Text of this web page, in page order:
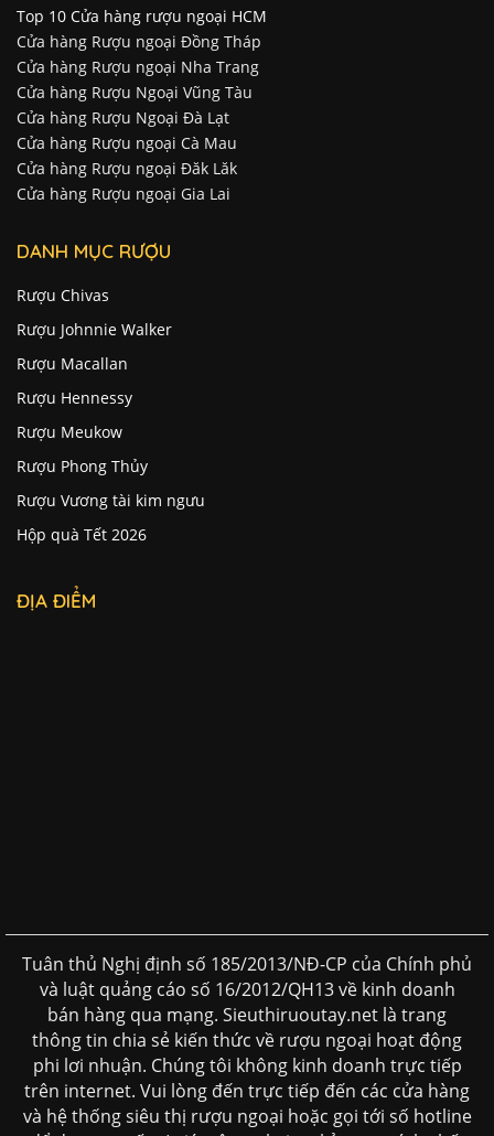
Top 10 Cửa hàng rượu ngoại HCM
Cửa hàng Rượu ngoại Đồng Tháp
Cửa hàng Rượu ngoại Nha Trang
Cửa hàng Rượu Ngoại Vũng Tàu
Cửa hàng Rượu Ngoại Đà Lạt
Cửa hàng Rượu ngoại Cà Mau
Cửa hàng Rượu ngoại Đăk Lăk
Cửa hàng Rượu ngoại Gia Lai
DANH MỤC RƯỢU
Rượu Chivas
Rượu Johnnie Walker
Rượu Macallan
Rượu Hennessy
Rượu Meukow
Rượu Phong Thủy
Rượu Vương tài kim ngưu
Hộp quà Tết 2026
ĐỊA ĐIỂM
Tuân thủ Nghị định số 185/2013/NĐ-CP của Chính phủ
và luật quảng cáo số 16/2012/QH13 về kinh doanh
bán hàng qua mạng. Sieuthiruoutay.net là trang
thông tin chia sẻ kiến thức về rượu ngoại hoạt động
phi lơi nhuận. Chúng tôi không kinh doanh trực tiếp
trên internet. Vui lòng đến trực tiếp đến các cửa hàng
và hệ thống siêu thị rượu ngoại hoặc gọi tới số hotline